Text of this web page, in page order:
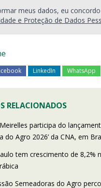
meus dados, eu
e Proteção de Dados
LinkedIn WhatsApp
RELACIONADOS
participa do
do Agro 2026’ da CNA, em
tem crescimento de 8,2%
Semeadoras do Agro